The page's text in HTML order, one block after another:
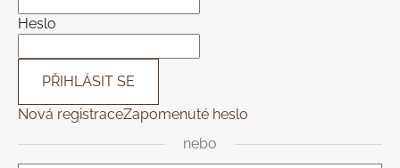
Heslo
PŘIHLÁSIT SE
Nová registraceZapomenuté heslo
nebo